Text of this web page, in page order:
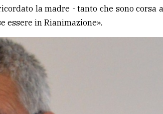
la madre - tanto che sono corsa
essere in Rianimazione».